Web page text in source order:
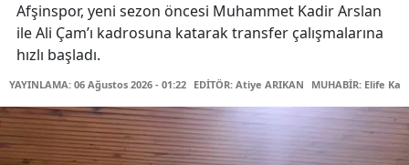
Afşinspor, yeni sezon öncesi Muhammet Kadir Arslan
ile Ali Çam’ı kadrosuna katarak transfer çalışmalarına
hızlı başladı.
YAYINLAMA: 06 Ağustos 2026 - 01:22 EDİTÖR: Atiye ARIKAN MUHABİR: Elife